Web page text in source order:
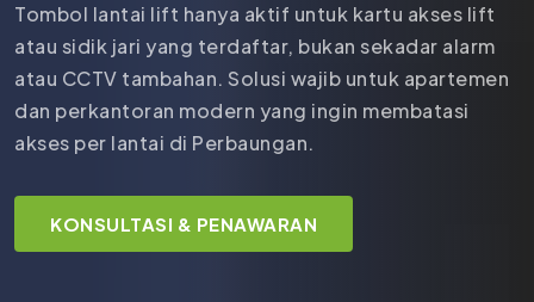
Tombol lantai lift hanya aktif untuk kartu akses lift
atau sidik jari yang terdaftar, bukan sekadar alarm
atau CCTV tambahan. Solusi wajib untuk apartemen
dan perkantoran modern yang ingin membatasi
akses per lantai di Perbaungan.
KONSULTASI & PENAWARAN